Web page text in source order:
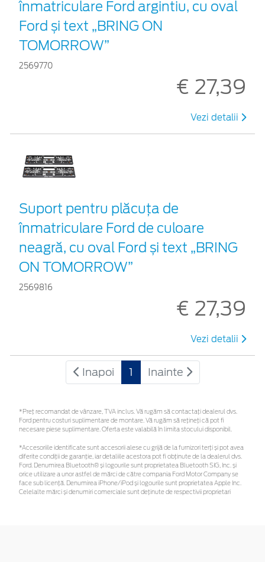
înmatriculare Ford argintiu, cu oval
Ford și text „BRING ON
TOMORROW”
2569770
€ 27,39
Vezi detalii
Suport pentru plăcuța de
înmatriculare Ford de culoare
neagră, cu oval Ford și text „BRING
ON TOMORROW”
2569816
€ 27,39
Vezi detalii
Inapoi 1 Inainte
*Preţ recomandat de vânzare, TVA inclus. Vă rugăm să contactaţi dealerul dvs.
Ford pentru costuri suplimentare de montare. Vă rugăm să rețineți că pot fi
necesare piese suplimentare. Oferta este valabilă în limita stocului disponibil.
*Accesoriile identificate sunt accesorii alese cu grijă de la furnizori terți și pot avea
diferite condiții de garanție, iar detaliile acestora pot fi obținute de la dealerul dvs.
Ford. Denumirea Bluetooth® și logourile sunt proprietatea Bluetooth SIG, Inc. și
orice utilizare a unor astfel de mărci de către compania Ford Motor Company se
face sub licență. Denumirea iPhone/iPod și logourile sunt proprietatea Apple Inc.
Celelalte mărci și denumiri comerciale sunt deținute de respectivii proprietari